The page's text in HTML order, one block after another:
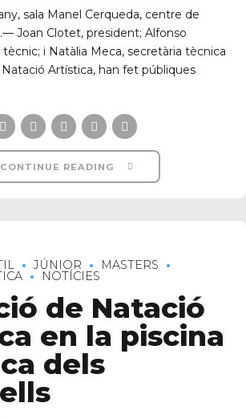
sala Manel Cerqueda, centre de
Joan Clotet, president; Alfonso
i Natàlia Meca, secretària tècnica
Artística, han fet públiques
CONTINUE READING
JÚNIOR MASTERS
NOTÍCIES
de Natació
en la piscina
dels